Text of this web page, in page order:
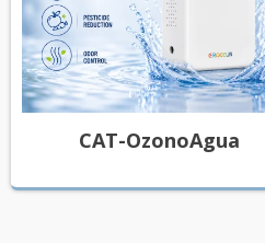
CAT-OzonoAgua